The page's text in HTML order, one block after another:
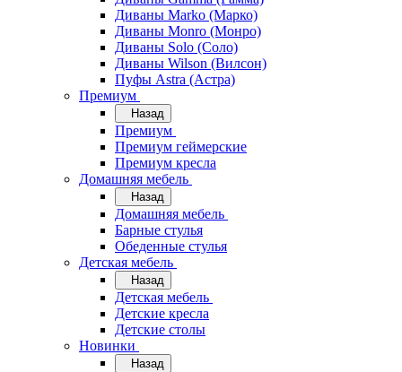
Диваны Marko (Марко)
Диваны Monro (Монро)
Диваны Solo (Соло)
Диваны Wilson (Вилсон)
Пуфы Astra (Астра)
Премиум
Назад
Премиум
Премиум геймерские
Премиум кресла
Домашняя мебель
Назад
Домашняя мебель
Барные стулья
Обеденные стулья
Детская мебель
Назад
Детская мебель
Детские кресла
Детские столы
Новинки
Назад